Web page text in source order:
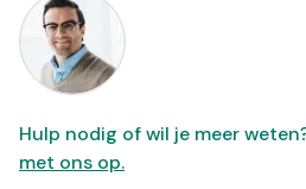
Hulp nodig of wil je meer
met ons op.